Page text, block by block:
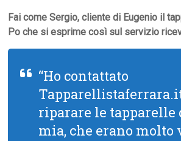
Fai come Sergio, cliente di Eugenio il
Po che si esprime così sul servizio
“Ho contattato
riparare le tapparelle
mia, che erano molto